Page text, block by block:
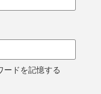
ードを記憶する